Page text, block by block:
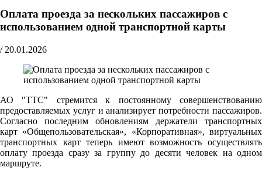
Оплата проезда за нескольких пассажиров с
использованием одной транспортной карты
/ 20.01.2026
АО "ТТС" стремится к постоянному совершенствованию
предоставляемых услуг и анализирует потребности пассажиров.
Согласно последним обновлениям держатели транспортных
карт «Общепользовательская», «Корпоративная», виртуальных
транспортных карт теперь имеют возможность осуществлять
оплату проезда сразу за группу до десяти человек на одном
маршруте.